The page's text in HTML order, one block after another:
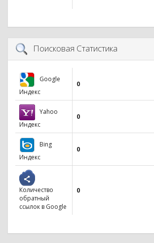
Поисковая Статистика
Google
Индекс
0
Yahoo
Индекс
0
Bing
Индекс
0
Количество
обратный
ссылок в Google
0